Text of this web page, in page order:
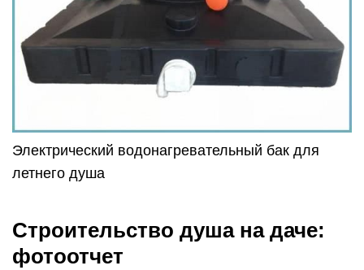
Электрический водонагревательный бак для
летнего душа
Строительство душа на даче:
фотоотчет